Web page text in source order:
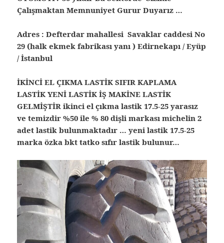
Çalışmaktan Memnuniyet Gurur Duyarız …
Adres : Defterdar mahallesi Savaklar caddesi No
29 (halk ekmek fabrikası yanı ) Edirnekapı / Eyüp
/ İstanbul
İKİNCİ EL ÇIKMA LASTİK SIFIR KAPLAMA
LASTİK YENİ LASTİK İŞ MAKİNE LASTİK
GELMİŞTİR ikinci el çıkma lastik 17.5-25 yarasız
ve temizdir %50 ile % 80 dişli markası michelin 2
adet lastik bulunmaktadır … yeni lastik 17.5-25
marka özka bkt tatko sıfır lastik bulunur…